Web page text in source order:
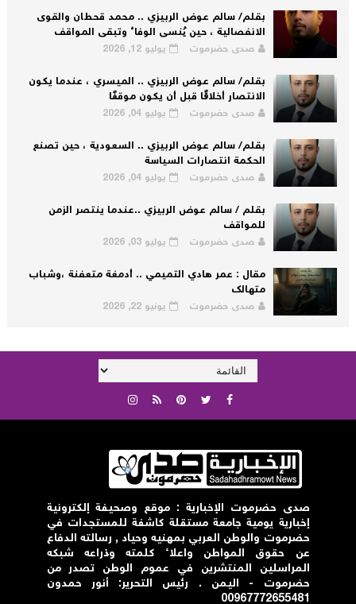
بقلم/ سالم عوض الربيزي .. محمد قحطان والقوى
الانفصالية ، حين يُنسى الوفاء وتبقى المواقف
صدى حضرموت يوليو 12, 2026
بقلم/ سالم عوض الربيزي .. الميسري ، عندما يكون
الانتصار أخلاقًا قبل أن يكون موقفًا
صدى حضرموت يوليو 04, 2026
بقلم/ سالم عوض الربيزي .. السعودية ، حين تصنع
الحكمة انتصارات السياسة
صدى حضرموت يوليو 04, 2026
بقلم / سالم عوض الربيزي ..عندما ينتصر الزمن
للمواقف
صدى حضرموت يوليو 03, 2026
مقال : عمر هادي التميمي .. أدمغة متعفنة ،وشباب
متهالك
صدى حضرموت يونيو 22, 2026
صدى حضرموت الإخبارية : موقع وصحيفة إلكترونية
إخبارية يومية جامعة مستقلة كاشفة للمستجدات في
حضرموت والوطن العربي بمهنيه وحياد , رسالته الدفاع
عن حقوق المواطن واعلاء كلمته وذراعه شبكه
المراسلين المنتشرين في عموم الوطن تصدر من
حضرموت - اليمن . رئيس التحرير: أنور حمدون
00967772655481